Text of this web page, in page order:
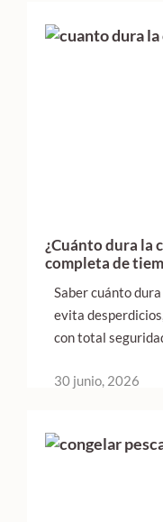
¿Cuánto dura la
completa de
Saber cuánto
evita
con total
30 junio, 2026